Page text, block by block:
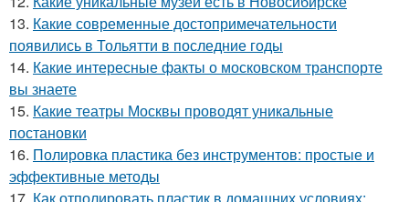
13. Какие современные достопримечательности
появились в Тольятти в последние годы
14. Какие интересные факты о московском транспорте
вы знаете
15. Какие театры Москвы проводят уникальные
постановки
16. Полировка пластика без инструментов: простые и
эффективные методы